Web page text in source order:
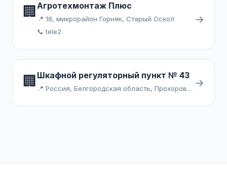
🏢 Агротехмонтаж Плюс
📍 18, микрорайон Горняк, Старый Оскол
📞 tele2
→
🏢 Шкафной регуляторный пункт № 43
📍 Россия, Белгородская область, Прохоровский район, село Радьковка →